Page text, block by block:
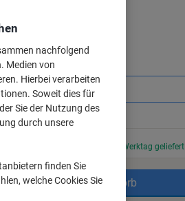
USt
-3%
15:00 Uhr bestellt, am nächsten Werktag geliefert
In den Warenkorb
nachfolgend
Medien von
Hierbei verarbeiten
Soweit dies für
Sie der Nutzung des
durch unsere
finden Sie
welche Cookies Sie